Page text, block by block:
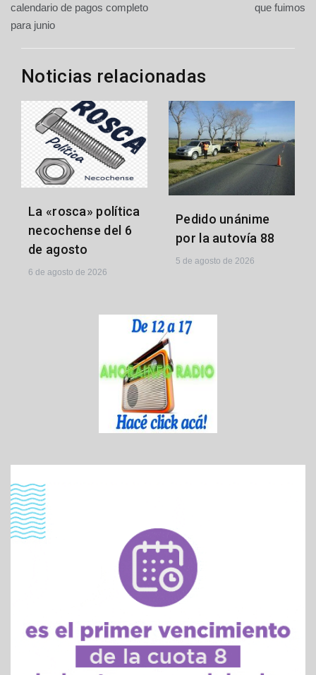
de
entradas
calendario de pagos completo
para junio
que fuimos
Noticias relacionadas
La «rosca» política
necochense del 6
de agosto
6 de agosto de 2026
Pedido unánime
por la autovía 88
5 de agosto de 2026